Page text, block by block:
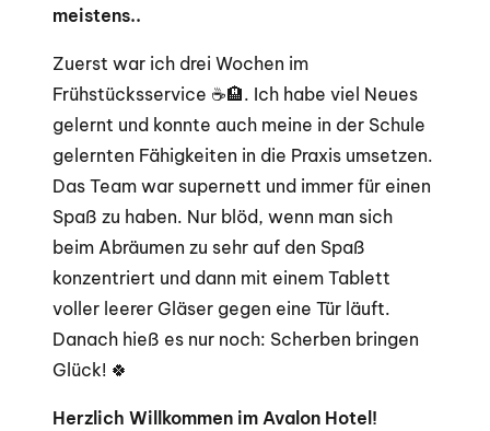
meistens..
Zuerst war ich drei Wochen im
Frühstücksservice ☕🏨. Ich habe viel Neues
gelernt und konnte auch meine in der Schule
gelernten Fähigkeiten in die Praxis umsetzen.
Das Team war supernett und immer für einen
Spaß zu haben. Nur blöd, wenn man sich
beim Abräumen zu sehr auf den Spaß
konzentriert und dann mit einem Tablett
voller leerer Gläser gegen eine Tür läuft.
Danach hieß es nur noch: Scherben bringen
Glück! 🍀
Herzlich Willkommen im Avalon Hotel!